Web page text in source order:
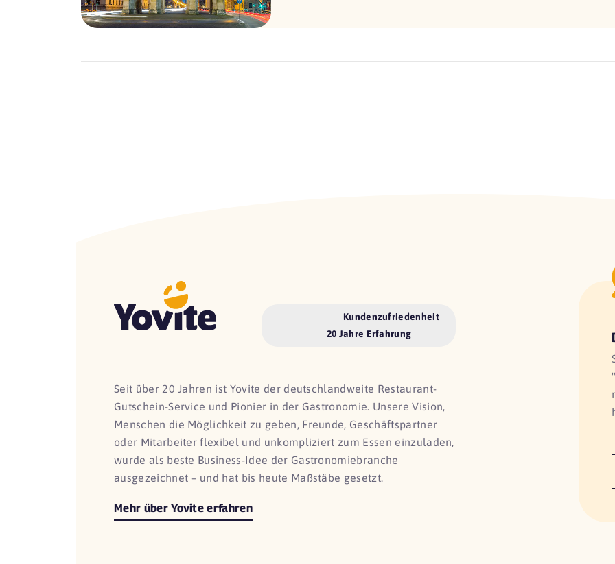
Kundenzufriedenheit
20 Jahre Erfahrung
Seit über 20 Jahren ist Yovite der deutschlandweite Restaurant-
Gutschein-Service und Pionier in der Gastronomie. Unsere Vision,
Menschen die Möglichkeit zu geben, Freunde, Geschäftspartner
oder Mitarbeiter flexibel und unkompliziert zum Essen einzuladen,
wurde als beste Business-Idee der Gastronomiebranche
ausgezeichnet – und hat bis heute Maßstäbe gesetzt.
Mehr über Yovite erfahren